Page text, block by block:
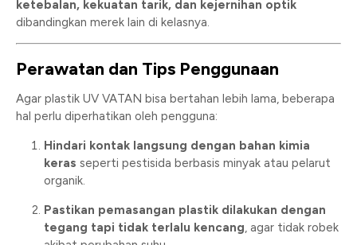
ketebalan, kekuatan tarik, dan kejernihan optik
dibandingkan merek lain di kelasnya.
Perawatan dan Tips Penggunaan
Agar plastik UV VATAN bisa bertahan lebih lama, beberapa
hal perlu diperhatikan oleh pengguna:
Hindari kontak langsung dengan bahan kimia
keras seperti pestisida berbasis minyak atau pelarut
organik.
Pastikan pemasangan plastik dilakukan dengan
tegang tapi tidak terlalu kencang, agar tidak robek